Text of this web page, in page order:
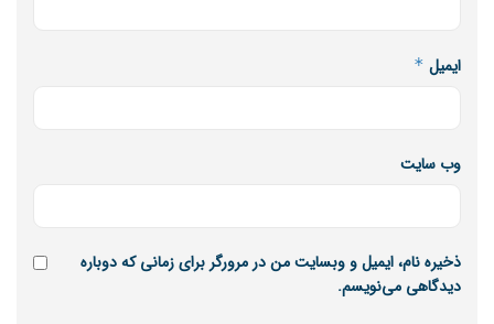
ایمیل *
وب‌ سایت
ذخیره نام، ایمیل و وبسایت من در مرورگر برای زمانی که دوباره
دیدگاهی می‌نویسم.